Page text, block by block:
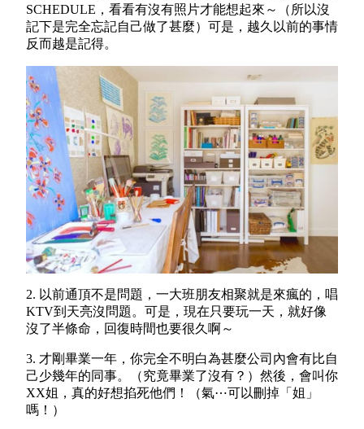
SCHEDULE，看看有沒有照片才能想起來～（所以沒
記下是完全忘記自己做了甚麼）可是，越久以前的事情
反而越是記得。
2. 以前通頂不是問題，一大班朋友相聚就是來瘋的，唱
KTV到天亮沒問題。可是，現在只要玩一天，就好像
沒了半條命，回復時間也要很久啊～
3. 才剛畢業一年，你完全不明白為甚麼公司內會有比自
己少幾年的同事。（究竟畢業了沒有？）然後，會叫你
XX姐，真的好想掐死他們！（氣⋯可以刪掉「姐」
嗎！）